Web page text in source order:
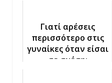
Γιατί αρέσεις
περισσότερο στις
γυναίκες όταν είσαι
σε σχέση;